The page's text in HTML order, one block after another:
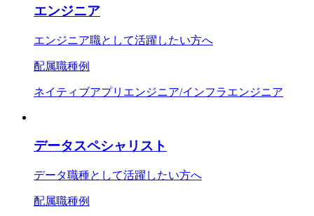
エンジニア
エンジニア職として活躍したい方へ
配属職種例
ネイティブアプリエンジニア/インフラエンジニア
データスペシャリスト
データ職種として活躍したい方へ
配属職種例